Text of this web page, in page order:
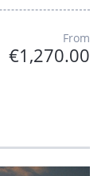
From
€1,270.00